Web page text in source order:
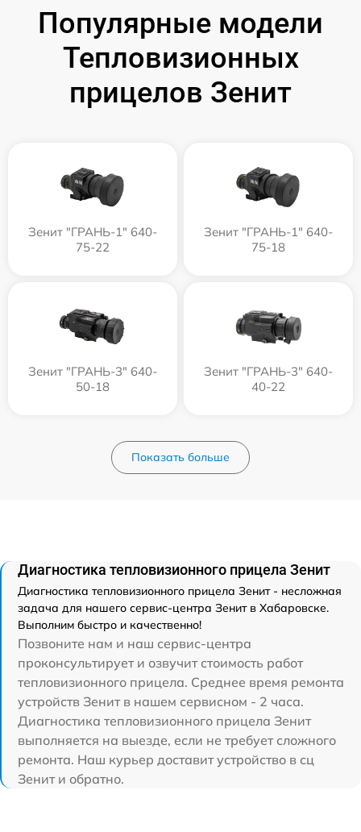
Популярные модели
Тепловизионных
прицелов Зенит
Зенит "ГРАНЬ-1" 640-
75-22
Зенит "ГРАНЬ-1" 640-
75-18
Зенит "ГРАНЬ-3" 640-
50-18
Зенит "ГРАНЬ-3" 640-
40-22
Показать больше
Диагностика тепловизионного прицела Зенит
Диагностика тепловизионного прицела Зенит - несложная
задача для нашего сервис-центра Зенит в Хабаровске.
Выполним быстро и качественно!
Позвоните нам и наш сервис-центра
проконсультирует и озвучит стоимость работ
тепловизионного прицела. Среднее время ремонта
устройств Зенит в нашем сервисном - 2 часа.
Диагностика тепловизионного прицела Зенит
выполняется на выезде, если не требует сложного
ремонта. Наш курьер доставит устройство в сц
Зенит и обратно.